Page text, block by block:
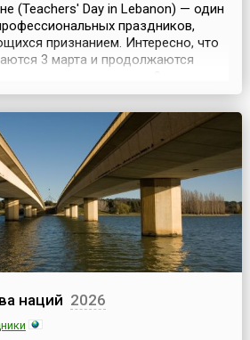
(Teachers' Day in Lebanon) — один
праздников,
признанием. Интересно, что
3 марта и продолжаются
сложная, самая гуманная,
нужная, потому что учитель
совершенствовать человека....
наций 2026